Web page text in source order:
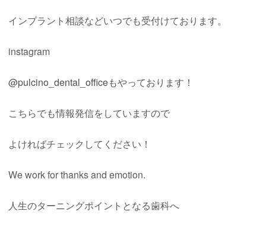
インプラント相談などいつでも受付けております。
instagram
@pulcino_dental_officeもやっております！
こちらでも情報発信をしていますので
よければチェックしてください！
We work for thanks and emotion.
人生のターニングポイントとなる歯科へ